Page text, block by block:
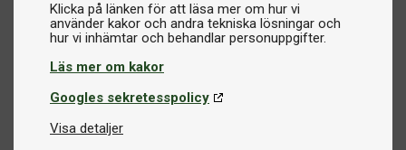
Klicka på länken för att läsa mer om hur vi
använder kakor och andra tekniska lösningar och
Läs mer om kakor
Googles sekretesspolicy
Visa detaljer